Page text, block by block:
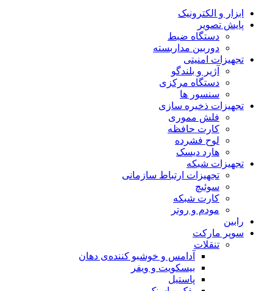
ابزار و الکترونیک
پایش تصویر
دستگاه ضبط
دوربین مداربسته
تجهیزات امنیتی
آژیر و بلندگو
دستگاه مرکزی
سنسور ها
تجهیزات ذخیره سازی
فلش مموری
کارت حافظه
لوح فشرده
هارد دیسک
تجهیزات شبکه
تجهیزات ارتباط سازمانی
سوئیچ
کارت شبکه
مودم و روتر
رابین
سوپر مارکت
تنقلات
آدامس و خوشبو کننده‌ی دهان
بیسکویت و ویفر
پاستیل